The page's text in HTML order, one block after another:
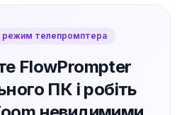
режим телепромптера
FlowPrompter
ПК і робіть